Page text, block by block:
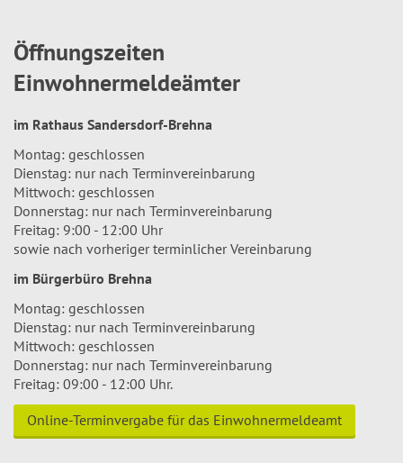
Öffnungszeiten
Einwohnermeldeämter
im Rathaus Sandersdorf-Brehna
Montag: geschlossen
Dienstag: nur nach Terminvereinbarung
Mittwoch: geschlossen
Donnerstag: nur nach Terminvereinbarung
Freitag: 9:00 - 12:00 Uhr
sowie nach vorheriger terminlicher Vereinbarung
im Bürgerbüro Brehna
Montag: geschlossen
Dienstag: nur nach Terminvereinbarung
Mittwoch: geschlossen
Donnerstag: nur nach Terminvereinbarung
Freitag: 09:00 - 12:00 Uhr.
Online-Terminvergabe für das Einwohnermeldeamt